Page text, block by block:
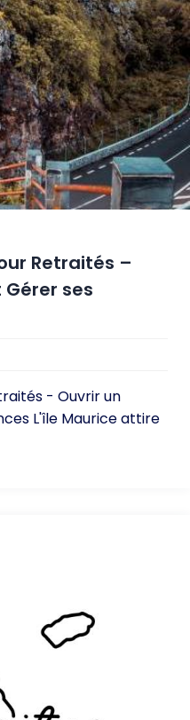
Retraités –
ses
- Ouvrir un
L'île Maurice attire